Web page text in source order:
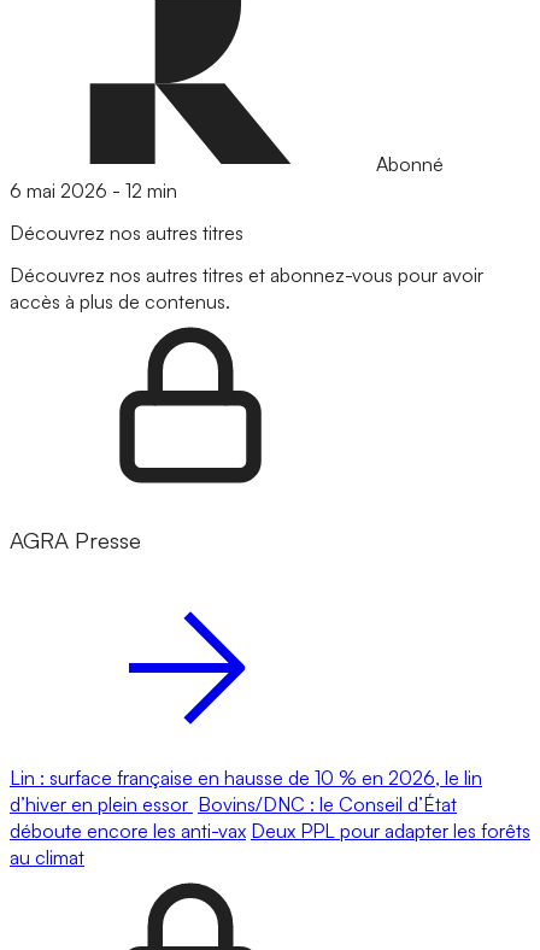
Abonné
6 mai 2026 - 12 min
Découvrez nos autres titres
Découvrez nos autres titres et abonnez-vous pour avoir
accès à plus de contenus.
AGRA Presse
Lin : surface française en hausse de 10 % en 2026, le lin
d’hiver en plein essor Bovins/DNC : le Conseil d’État
déboute encore les anti-vax Deux PPL pour adapter les forêts
au climat